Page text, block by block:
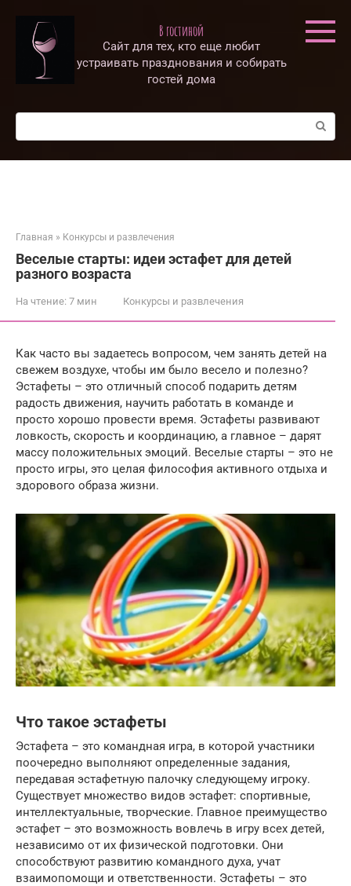
контенту
В гостиной
Сайт для тех, кто еще любит
устраивать празднования и собирать
гостей дома
Поиск:
Главная » Конкурсы и развлечения
Веселые старты: идеи эстафет для детей
разного возраста
На чтение: 7 мин Конкурсы и развлечения
Как часто вы задаетесь вопросом, чем занять детей на
свежем воздухе, чтобы им было весело и полезно?
Эстафеты – это отличный способ подарить детям
радость движения, научить работать в команде и
просто хорошо провести время. Эстафеты развивают
ловкость, скорость и координацию, а главное – дарят
массу положительных эмоций. Веселые старты – это не
просто игры, это целая философия активного отдыха и
здорового образа жизни.
Что такое эстафеты
Эстафета – это командная игра, в которой участники
поочередно выполняют определенные задания,
передавая эстафетную палочку следующему игроку.
Существует множество видов эстафет: спортивные,
интеллектуальные, творческие. Главное преимущество
эстафет – это возможность вовлечь в игру всех детей,
независимо от их физической подготовки. Они
способствуют развитию командного духа, учат
взаимопомощи и ответственности. Эстафеты – это